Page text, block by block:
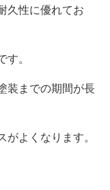
久性に優れてお
す。
装までの期間が長
がよくなります。